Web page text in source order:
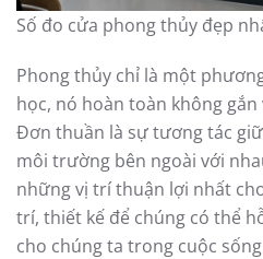
Số đo cửa phong thủy đẹp
Phong thủy chỉ là một
học, nó hoàn toàn không
Đơn thuần là sự tương tác
môi trường bên ngoài với
những vị trí thuận lợi nhất
trí, thiết kế để chúng có thể
cho chúng ta trong cuộc